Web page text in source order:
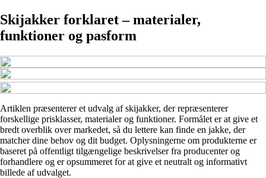
Skijakker forklaret – materialer,
funktioner og pasform
Artiklen præsenterer et udvalg af skijakker, der repræsenterer
forskellige prisklasser, materialer og funktioner. Formålet er at give et
bredt overblik over markedet, så du lettere kan finde en jakke, der
matcher dine behov og dit budget. Oplysningerne om produkterne er
baseret på offentligt tilgængelige beskrivelser fra producenter og
forhandlere og er opsummeret for at give et neutralt og informativt
billede af udvalget.